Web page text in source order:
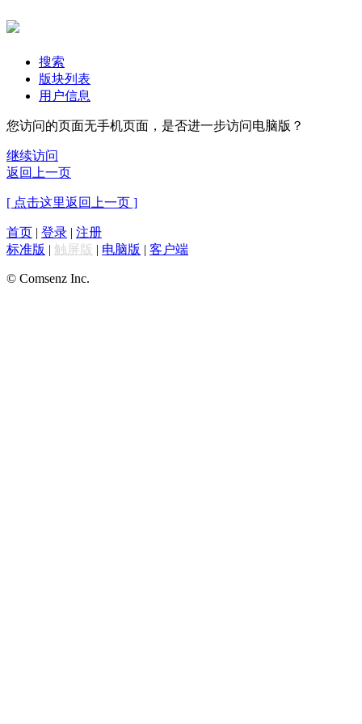
搜索
版块列表
用户信息
您访问的页面无手机页面，是否进一步访问电脑版？
继续访问
返回上一页
[ 点击这里返回上一页 ]
首页 | 登录 | 注册
标准版 | 触屏版 | 电脑版 | 客户端
© Comsenz Inc.